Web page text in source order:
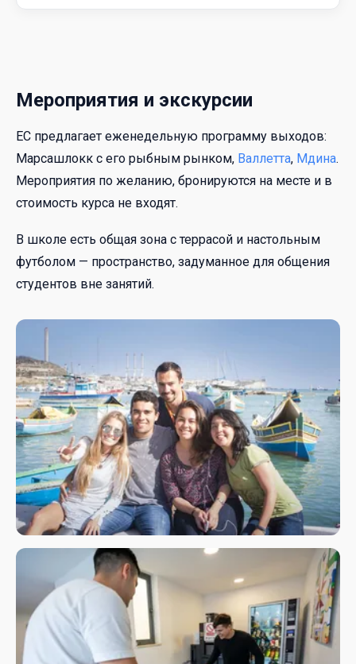
Мероприятия и экскурсии
EC предлагает еженедельную программу выходов:
Марсашлокк с его рыбным рынком, Валлетта, Мдина.
Мероприятия по желанию, бронируются на месте и в
стоимость курса не входят.
В школе есть общая зона с террасой и настольным
футболом — пространство, задуманное для общения
студентов вне занятий.